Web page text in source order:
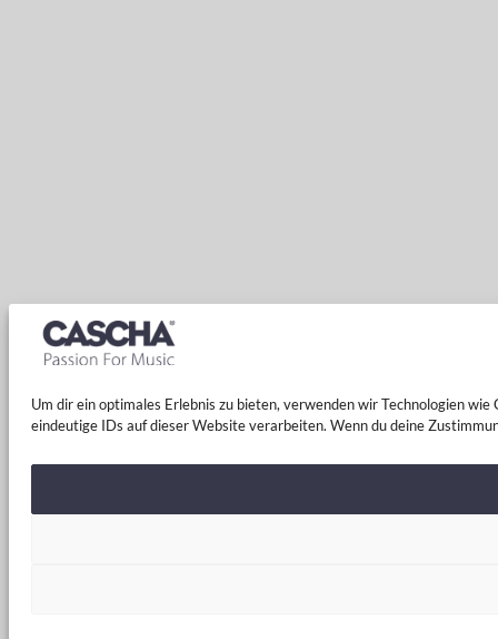
Um dir ein optimales Erlebnis zu bieten, verwenden wir Technologien
eindeutige IDs auf dieser Website verarbeiten. Wenn du deine